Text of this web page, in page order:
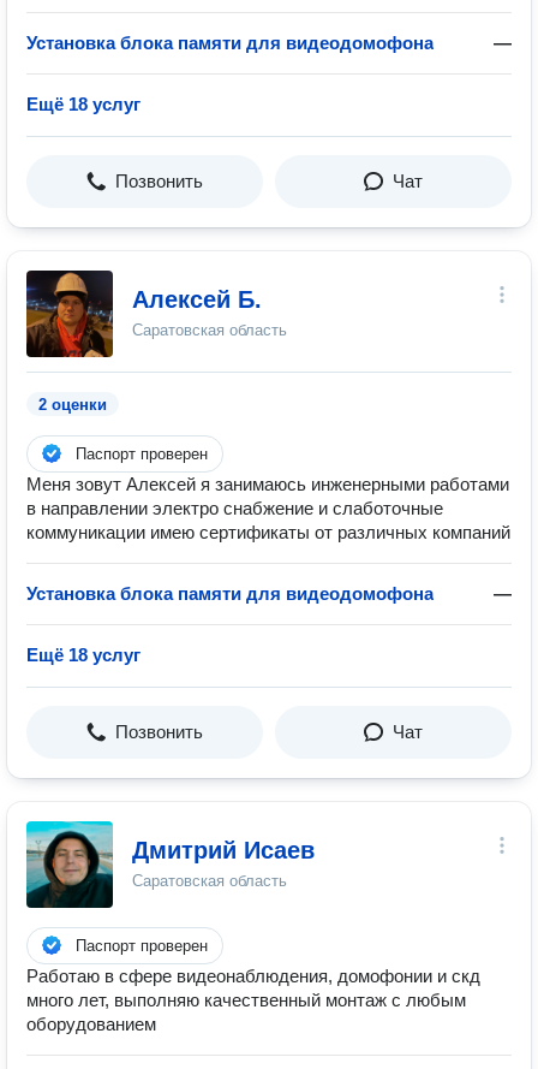
Установка блока памяти для видеодомофона —
Ещё 18 услуг
Позвонить Чат
Алексей Б.
Саратовская область
2 оценки
Паспорт проверен
Меня зовут Алексей я занимаюсь инженерными работами
в направлении электро снабжение и слаботочные
коммуникации имею сертификаты от различных компаний
Установка блока памяти для видеодомофона —
Ещё 18 услуг
Позвонить Чат
Дмитрий Исаев
Саратовская область
Паспорт проверен
Работаю в сфере видеонаблюдения, домофонии и скд
много лет, выполняю качественный монтаж с любым
оборудованием